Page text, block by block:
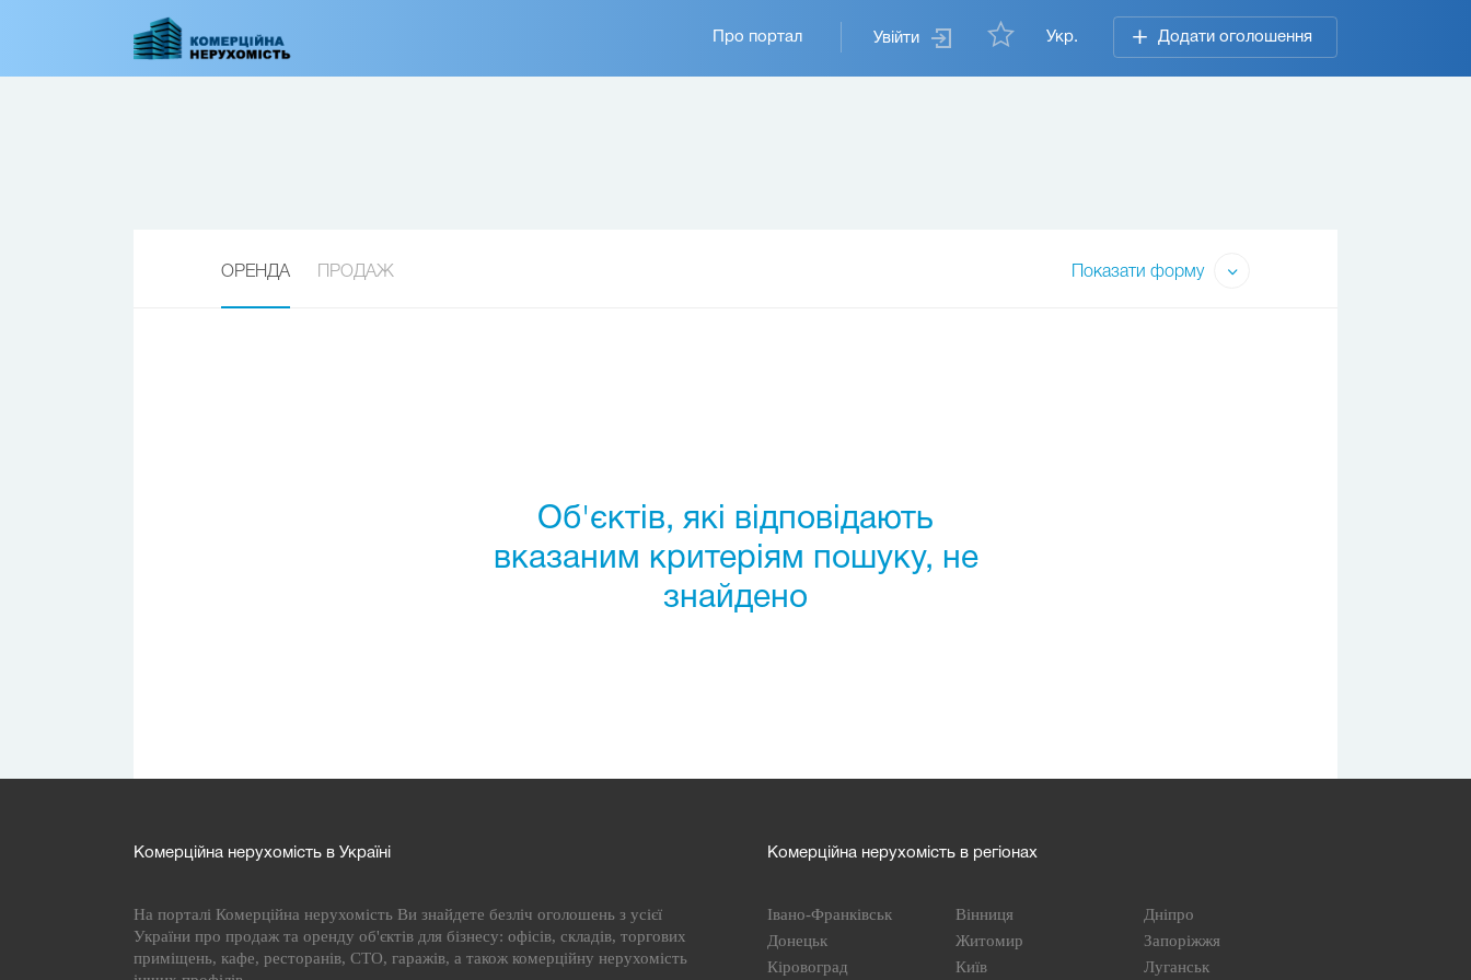
Увійти Укр. Додати оголошення
Основная
навигация
Про портал
ОРЕНДА ПРОДАЖ Показати форму
Об'єктів, які відповідають
вказаним критеріям пошуку, не
знайдено
Комерційна нерухомість в Україні
На порталі Комерційна нерухомість Ви знайдете безліч оголошень з усієї
України про продаж та оренду об'єктів для бізнесу: офісів, складів, торгових
приміщень, кафе, ресторанів, СТО, гаражів, а також комерційну нерухомість
Комерційна нерухомість в регіонах
Івано-Франківськ Вінниця
Дніпро
Донецьк
Житомир
Запоріжжя
Кіровоград
Київ Луганськ